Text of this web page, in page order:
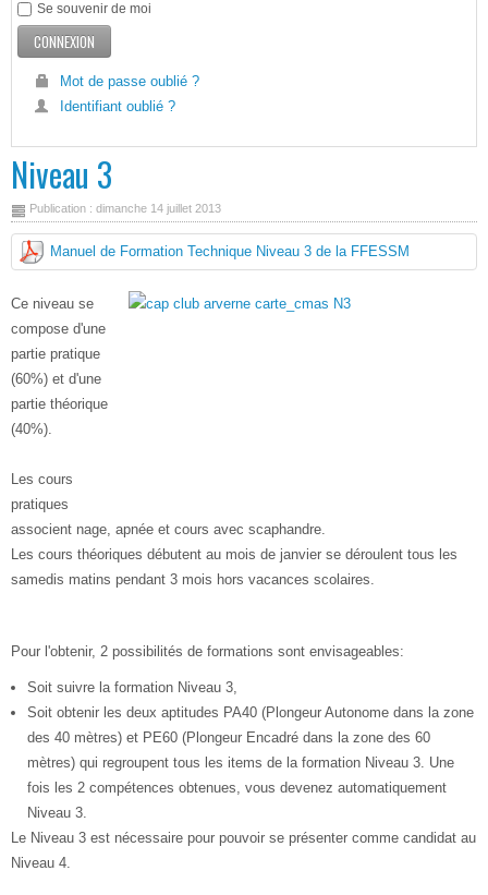
Se souvenir de moi
Mot de passe oublié ?
Identifiant oublié ?
Niveau 3
Publication : dimanche 14 juillet 2013
Manuel de Formation Technique Niveau 3 de la FFESSM
Ce niveau se
compose d'une
partie pratique
(60%) et d'une
partie théorique
(40%).
Les cours
pratiques
associent nage, apnée et cours avec scaphandre.
Les cours théoriques débutent au mois de janvier se déroulent tous les
samedis matins pendant 3 mois hors vacances scolaires.
Pour l'obtenir, 2 possibilités de formations sont envisageables:
Soit suivre la formation Niveau 3,
Soit obtenir les deux aptitudes PA40 (Plongeur Autonome dans la zone
des 40 mètres) et PE60 (Plongeur Encadré dans la zone des 60
mètres) qui regroupent tous les items de la formation Niveau 3. Une
fois les 2 compétences obtenues, vous devenez automatiquement
Niveau 3.
Le Niveau 3 est nécessaire pour pouvoir se présenter comme candidat au
Niveau 4.